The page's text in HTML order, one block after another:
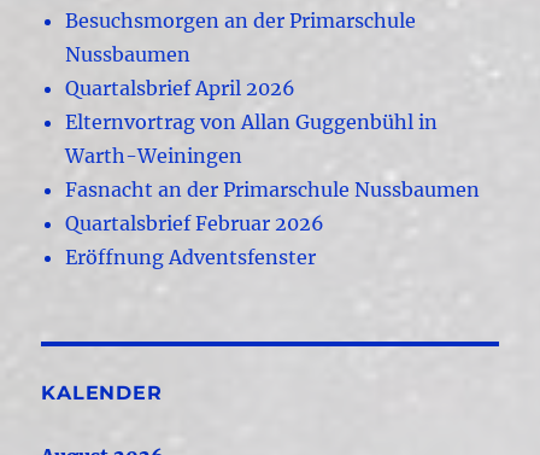
Besuchsmorgen an der Primarschule
Nussbaumen
Quartalsbrief April 2026
Elternvortrag von Allan Guggenbühl in
Warth-Weiningen
Fasnacht an der Primarschule Nussbaumen
Quartalsbrief Februar 2026
Eröffnung Adventsfenster
KALENDER